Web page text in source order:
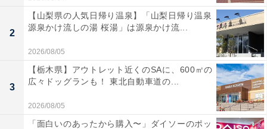
画面がとても綺麗で斜めからでも見やすくルート案
内も分かりやすいです
HDMIでスマホの動画を映せるので長距離ドライブ
2
【山梨県の人気日帰り温泉】「山梨日帰り温泉
源泉かけ流しの湯 桜湯」は源泉かけ流...
2026/08/05
3
【栃木県】アウトレット近くのSAに、600㎡の
広々ドッグランも！ 東北自動車道の...
2026/08/05
「面白いのあったから購入〜」ダイソーのポッ